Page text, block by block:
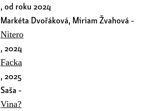
, od roku 2024
Markéta Dvořáková, Miriam Žvahová -
Nitero
, 2024
Facka
, 2025
Saša -
Vina?